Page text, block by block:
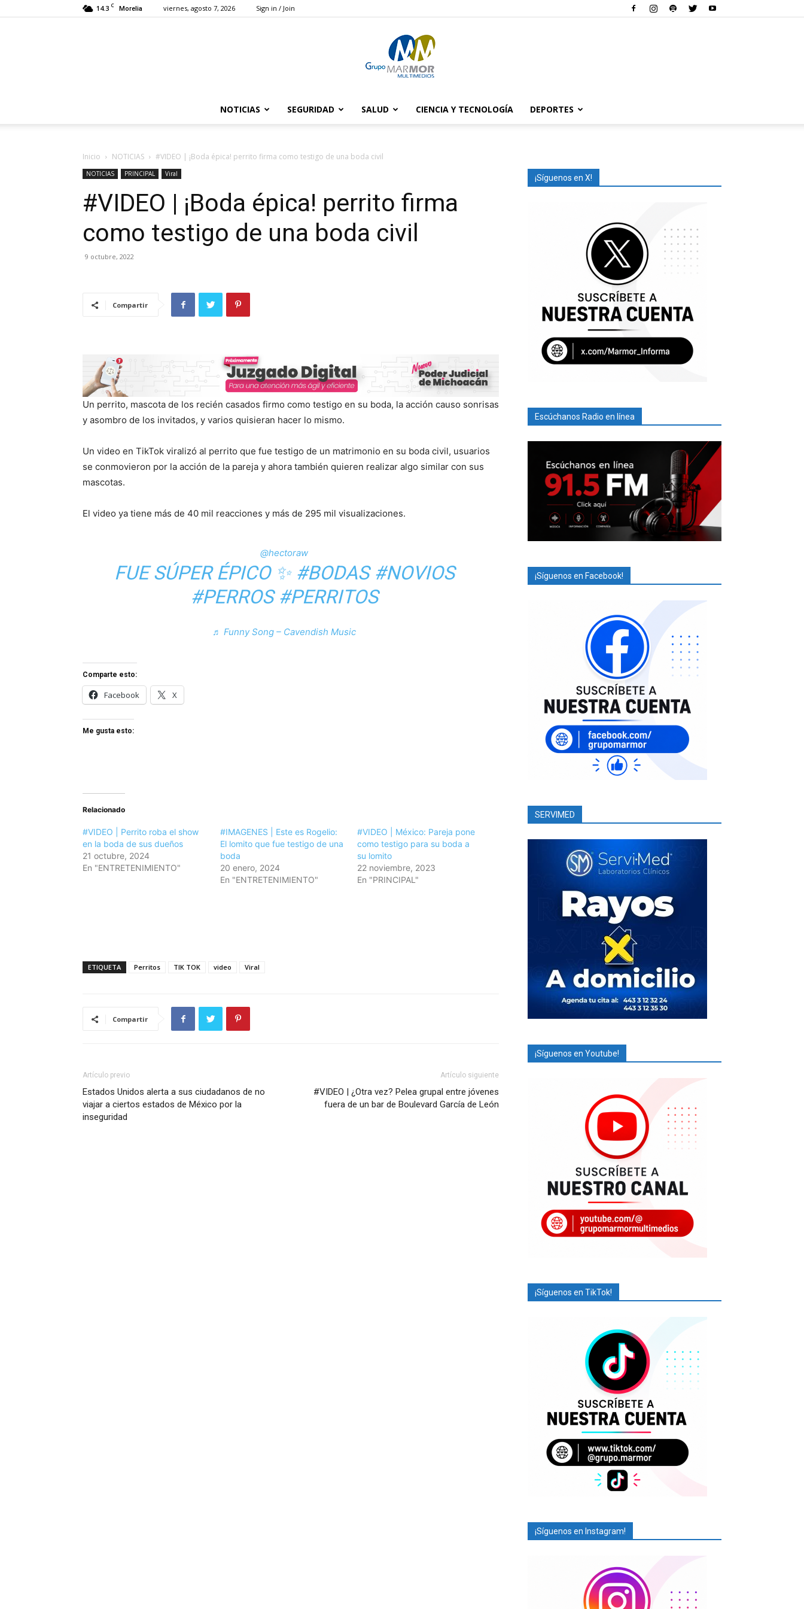
14.3 C Morelia viernes, agosto 7, 2026 Sign in / Join
Marmor
NOTICIAS SEGURIDAD SALUD CIENCIA Y TECNOLOGÍA DEPORTES
Inicio NOTICIAS #VIDEO | ¡Boda épica! perrito firma como testigo de una boda civil
NOTICIAS PRINCIPAL Viral
#VIDEO | ¡Boda épica! perrito firma
como testigo de una boda civil
9 octubre, 2022
Compartir
Un perrito, mascota de los recién casados firmo como testigo en su boda, la acción causo sonrisas
y asombro de los invitados, y varios quisieran hacer lo mismo.
Un video en TikTok viralizó al perrito que fue testigo de un matrimonio en su boda civil, usuarios
se conmovieron por la acción de la pareja y ahora también quieren realizar algo similar con sus
mascotas.
El video ya tiene más de 40 mil reacciones y más de 295 mil visualizaciones.
@hectoraw
FUE SÚPER ÉPICO ✨ #BODAS #NOVIOS
#PERROS #PERRITOS
♬ Funny Song – Cavendish Music
Comparte esto:
Facebook X
Me gusta esto:
Relacionado
#VIDEO | Perrito roba el show
en la boda de sus dueños
21 octubre, 2024
En "ENTRETENIMIENTO"
#IMAGENES | Este es Rogelio:
El lomito que fue testigo de una
boda
20 enero, 2024
En "ENTRETENIMIENTO"
#VIDEO | México: Pareja pone
como testigo para su boda a
su lomito
22 noviembre, 2023
En "PRINCIPAL"
ETIQUETA Perritos TIK TOK video Viral
Compartir
Artículo previo
Estados Unidos alerta a sus ciudadanos de no
viajar a ciertos estados de México por la
inseguridad
Artículo siguiente
#VIDEO | ¿Otra vez? Pelea grupal entre jóvenes
fuera de un bar de Boulevard García de León
¡Síguenos en X!
Escúchanos Radio en línea
¡Síguenos en Facebook!
SERVIMED
¡Síguenos en Youtube!
¡Síguenos en TikTok!
¡Síguenos en Instagram!